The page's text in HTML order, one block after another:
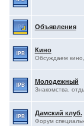
Объявления
Кино
Обсуждаем кино,
Молодежный
Знакомства,
Дамский клуб.
Форум